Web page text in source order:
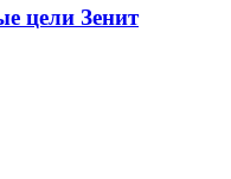
цели Зенит